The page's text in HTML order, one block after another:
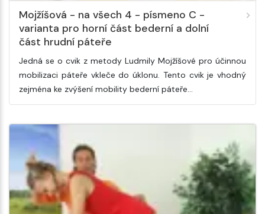
Mojžíšová - na všech 4 - písmeno C -
varianta pro horní část bederní a dolní
část hrudní páteře
Jedná se o cvik z metody Ludmily Mojžíšové pro účinnou
mobilizaci páteře vkleče do úklonu. Tento cvik je vhodný
zejména ke zvýšení mobility bederní páteře…